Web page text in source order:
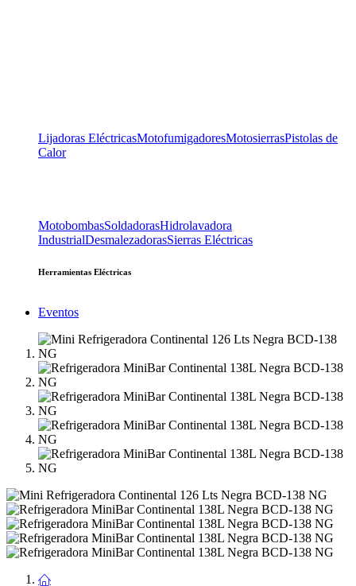
Lijadoras EléctricasMotofumigadoresMotosierrasPistolas de
Calor
MotobombasSoldadorasHidrolavadora
IndustrialDesmalezadorasSierras Eléctricas
Herramientas Eléctricas
Eventos